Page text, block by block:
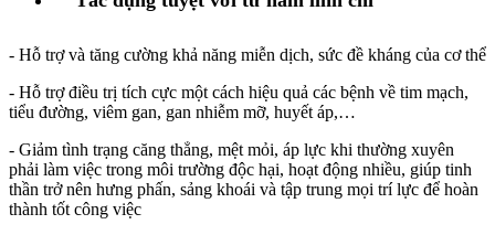
- Hỗ trợ và tăng cường khả năng miễn dịch, sức đề kháng của cơ thể
- Hỗ trợ điều trị tích cực một cách hiệu quả các bệnh về tim mạch,
tiểu đường, viêm gan, gan nhiễm mỡ, huyết áp,…
- Giảm tình trạng căng thẳng, mệt mỏi, áp lực khi thường xuyên
phải làm việc trong môi trường độc hại, hoạt động nhiều, giúp tinh
thần trở nên hưng phấn, sảng khoái và tập trung mọi trí lực để hoàn
thành tốt công việc